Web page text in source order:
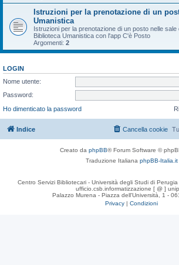
Istruzioni per la prenotazione di un
Umanistica
Istruzioni per la prenotazione di un posto nelle sale
Biblioteca Umanistica con l'app C'è Posto
Argomenti: 2
LOGIN
Nome utente:
Password:
Ho dimenticato la password
Indice Cancella cookie
Creato da phpBB® Forum Software ©
Traduzione Italiana phpBB-Italia.it
Centro Servizi Bibliotecari - Università degli Studi di
ufficio.csb.informatizzazione [ @ ]
Palazzo Murena - Piazza dell'Università, 1 -
Privacy | Condizioni